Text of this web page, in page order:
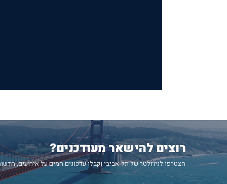
רוצים להישאר מעודכנים?
הצטרפו לניוזלטר של תל-אביבי וקבלו עדכונים חמים על אירועים,